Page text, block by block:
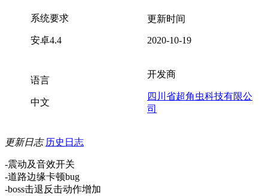
系统要求
安卓4.4
更新时间
2020-10-19
语言
中文
开发商
四川省超角虫科技有限公
司
更新日志 历史日志
-震动及音效开关
-道路边缘卡顿bug
-boss击退反击动作增加